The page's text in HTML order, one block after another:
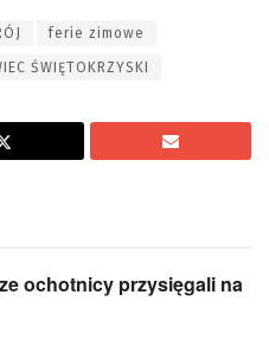
ferie zimowe
ŚWIĘTOKRZYSKI
ochotnicy przysięgali na